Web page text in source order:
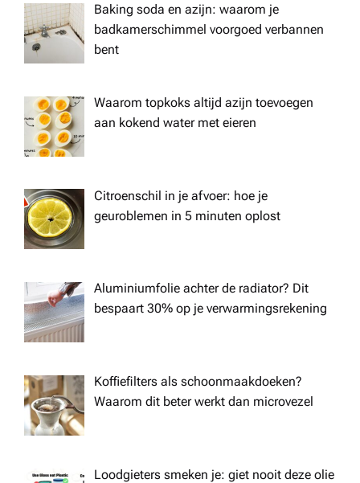
Baking soda en azijn: waarom je
badkamerschimmel voorgoed verbannen
bent
Waarom topkoks altijd azijn toevoegen
aan kokend water met eieren
Citroenschil in je afvoer: hoe je
geuroblemen in 5 minuten oplost
Aluminiumfolie achter de radiator? Dit
bespaart 30% op je verwarmingsrekening
Koffiefilters als schoonmaakdoeken?
Waarom dit beter werkt dan microvezel
Loodgieters smeken je: giet nooit deze olie